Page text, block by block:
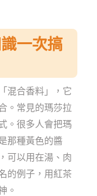
一次搞
混合香料」，它
。常見的瑪莎拉
。很多人會把瑪
那種黃色的醬
可以用在湯、肉
的例子，用紅茶
。